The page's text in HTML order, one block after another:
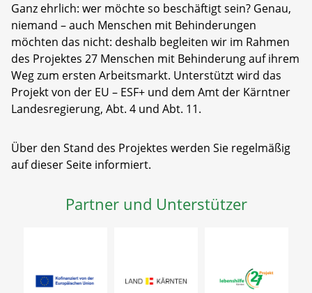
Ganz ehrlich: wer möchte so beschäftigt sein? Genau,
niemand – auch Menschen mit Behinderungen
möchten das nicht: deshalb begleiten wir im Rahmen
des Projektes 27 Menschen mit Behinderung auf ihrem
Weg zum ersten Arbeitsmarkt. Unterstützt wird das
Projekt von der EU – ESF+ und dem Amt der Kärntner
Landesregierung, Abt. 4 und Abt. 11.
Über den Stand des Projektes werden Sie regelmäßig
auf dieser Seite informiert.
Partner und Unterstützer